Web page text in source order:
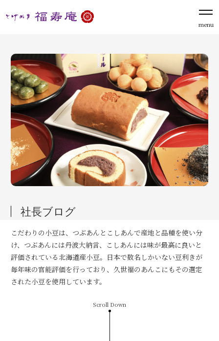
menu
社長ブログ
こだわりの小豆は、つぶあんとこしあんで産地と品種を使い分
け、つぶあんには丹波大納言、こしあんには味が最高に良いと
評価されている北海道産小豆。日本で数名しかいない豆利きが
毎年味の官能評価を行っており、久世福のあんこにもその選定
された小豆を使用しています。
Scroll Down